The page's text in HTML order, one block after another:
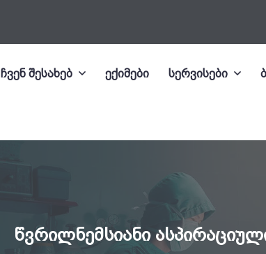
ჩვენ შესახებ ექიმები სერვისები
წვრილნემსიანი